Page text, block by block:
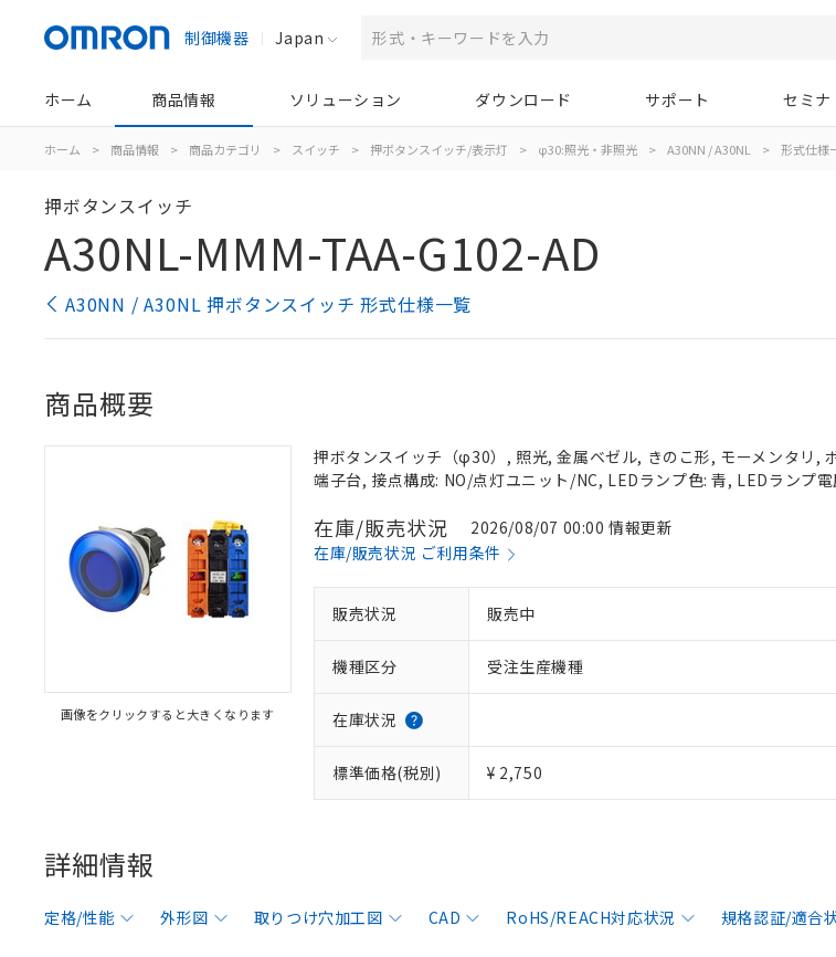
制御機器 Japan
ホーム 商品情報 ソリューション ダウンロード サポート セミナ
ホーム > 商品情報 > 商品カテゴリ > スイッチ > 押ボタンスイッチ/表示灯 > φ30:照光・非照光 > A30NN / A30NL > 形式仕様
押ボタンスイッチ
A30NL-MMM-TAA-G102-AD
A30NN / A30NL 押ボタンスイッチ 形式仕様一覧
商品概要
画像をクリックすると大きくなります
押ボタンスイッチ（φ30）, 照光, 金属ベゼル, きのこ形, モーメンタリ,
端子台, 接点構成: NO/点灯ユニット/NC, LEDランプ色: 青, LEDランプ
在庫/販売状況
2026/08/07 00:00 情報更新
在庫/販売状況 ご利用条件
販売状況 販売中
機種区分 受注生産機種
在庫状況
標準価格(税別) ¥ 2,750
詳細情報
定格/性能 外形図 取りつけ穴加工図 CAD RoHS/REACH対応状況 規格認証/適合